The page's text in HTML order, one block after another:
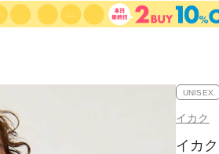
UNISEX
イカク
イカ